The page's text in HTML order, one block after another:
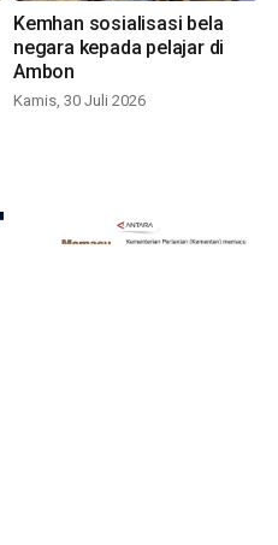
Kemhan sosialisasi bela
negara kepada pelajar di
Ambon
Kamis, 30 Juli 2026